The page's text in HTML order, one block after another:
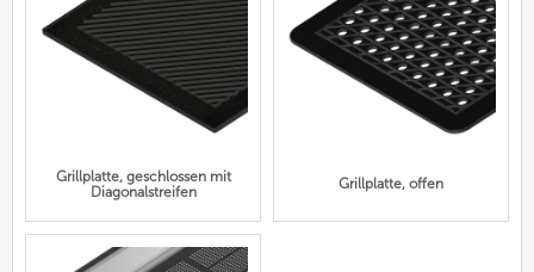
Grillplatte, geschlossen mit
Diagonalstreifen
Grillplatte, offen